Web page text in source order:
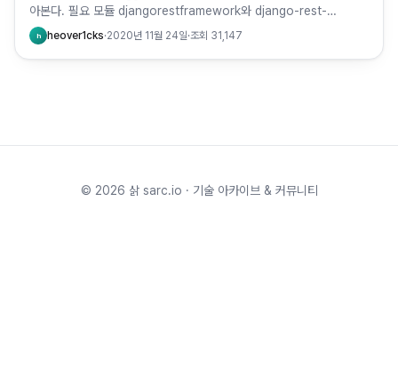
아본다. 필요 모듈 djangorestframework와 django-rest-
swagger 설치가 필요하다. #requir…
h heover1cks·2020년 11월 24일·조회 31,147
© 2026 삵 sarc.io · 기술 아카이브 & 커뮤니티